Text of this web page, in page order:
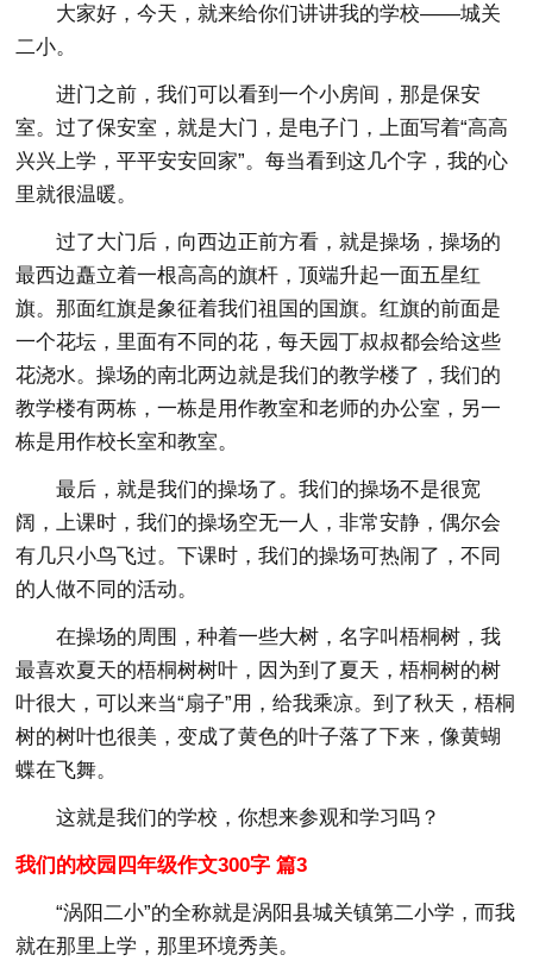
大家好，今天，就来给你们讲讲我的学校——城关
二小。
进门之前，我们可以看到一个小房间，那是保安
室。过了保安室，就是大门，是电子门，上面写着“高高
兴兴上学，平平安安回家”。每当看到这几个字，我的心
里就很温暖。
过了大门后，向西边正前方看，就是操场，操场的
最西边矗立着一根高高的旗杆，顶端升起一面五星红
旗。那面红旗是象征着我们祖国的国旗。红旗的前面是
一个花坛，里面有不同的花，每天园丁叔叔都会给这些
花浇水。操场的南北两边就是我们的教学楼了，我们的
教学楼有两栋，一栋是用作教室和老师的办公室，另一
栋是用作校长室和教室。
最后，就是我们的操场了。我们的操场不是很宽
阔，上课时，我们的操场空无一人，非常安静，偶尔会
有几只小鸟飞过。下课时，我们的操场可热闹了，不同
的人做不同的活动。
在操场的周围，种着一些大树，名字叫梧桐树，我
最喜欢夏天的梧桐树树叶，因为到了夏天，梧桐树的树
叶很大，可以来当“扇子”用，给我乘凉。到了秋天，梧桐
树的树叶也很美，变成了黄色的叶子落了下来，像黄蝴
蝶在飞舞。
这就是我们的学校，你想来参观和学习吗？
我们的校园四年级作文300字 篇3
“涡阳二小”的全称就是涡阳县城关镇第二小学，而我
就在那里上学，那里环境秀美。